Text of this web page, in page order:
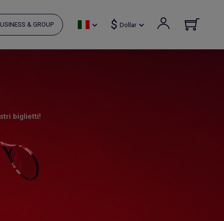
& GROUP $ Dollar
biglietti!